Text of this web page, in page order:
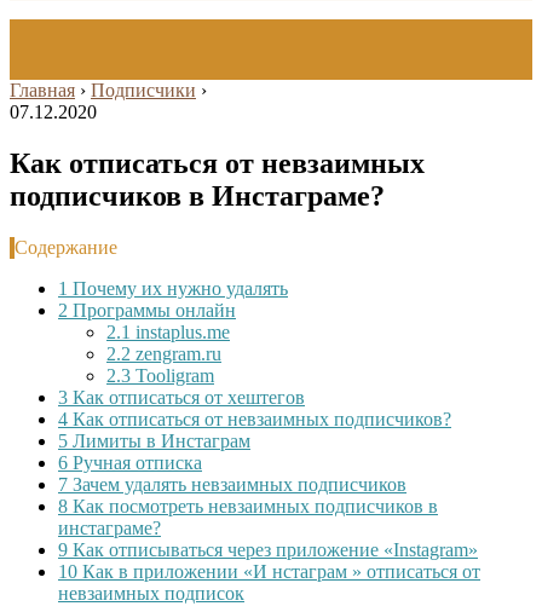
Главная › Подписчики ›
07.12.2020
Как отписаться от невзаимных
подписчиков в Инстаграме?
Содержание
1 Почему их нужно удалять
2 Программы онлайн
2.1 instaplus.me
2.2 zengram.ru
2.3 Tooligram
3 Как отписаться от хештегов
4 Как отписаться от невзаимных подписчиков?
5 Лимиты в Инстаграм
6 Ручная отписка
7 Зачем удалять невзаимных подписчиков
8 Как посмотреть невзаимных подписчиков в
инстаграме?
9 Как отписываться через приложение «Instagram»
10 Как в приложении «И нстаграм » отписаться от
невзаимных подписок